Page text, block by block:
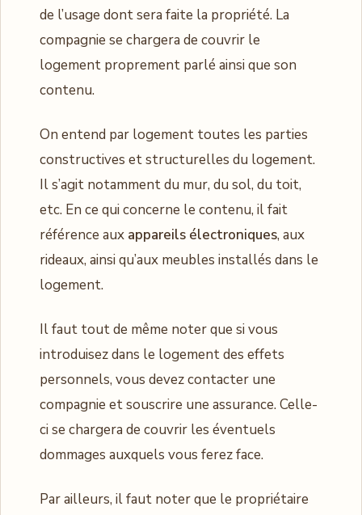
de l’usage dont sera faite la propriété. La
compagnie se chargera de couvrir le
logement proprement parlé ainsi que son
contenu.
On entend par logement toutes les parties
constructives et structurelles du logement.
Il s’agit notamment du mur, du sol, du toit,
etc. En ce qui concerne le contenu, il fait
référence aux appareils électroniques, aux
rideaux, ainsi qu’aux meubles installés dans le
logement.
Il faut tout de même noter que si vous
introduisez dans le logement des effets
personnels, vous devez contacter une
compagnie et souscrire une assurance. Celle-
ci se chargera de couvrir les éventuels
dommages auxquels vous ferez face.
Par ailleurs, il faut noter que le propriétaire